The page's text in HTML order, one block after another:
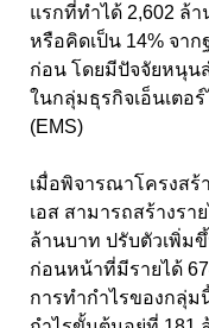
แรกที่ทำได้ 2,602 ล้
หรือคิดเป็น 14% จา
ก่อน โดยมีปัจจัยหนุน
ในกลุ่มธุรกิจเอ็นเตอ
(EMS)
เมื่อพิจารณาโครงสร้
เอส สามารถสร้างรา
ล้านบาท ปรับตัวเพิ่ม
ก่อนหน้าที่มีรายได้
การทำกำไรของกลุ่ม